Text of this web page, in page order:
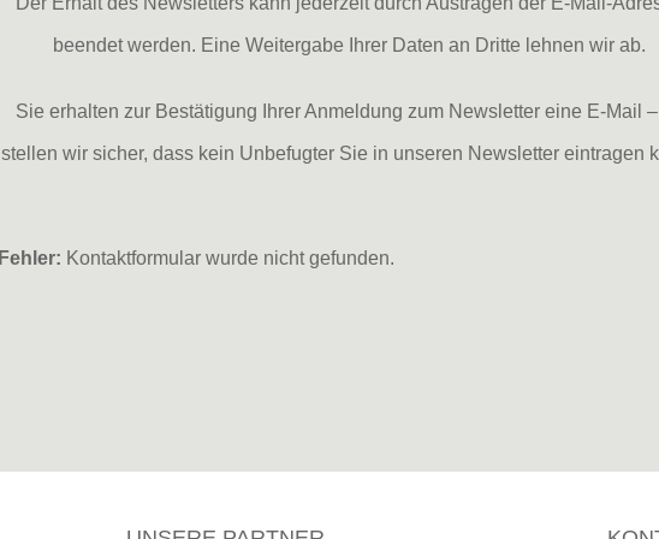
beendet werden. Eine Weitergabe Ihrer Daten an Dritte lehnen wir ab.
Sie erhalten zur Bestätigung Ihrer Anmeldung zum Newsletter eine E-Mail
stellen wir sicher, dass kein Unbefugter Sie in unseren Newsletter eintragen
Fehler: Kontaktformular wurde nicht gefunden.